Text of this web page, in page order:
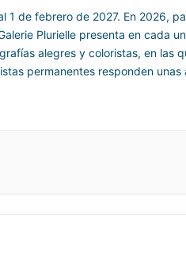
1 de febrero de 2027. En 2026,
Plurielle presenta en cada
alegres y coloristas, en las
permanentes responden unas